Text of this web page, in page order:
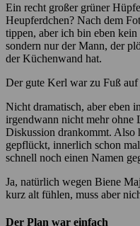
Ein recht großer grüner
Heupferdchen? Nach dem
tippen, aber ich bin eben
sondern nur der Mann, der
der Küchenwand hat.
Der gute Kerl war zu Fuß auf
Nicht dramatisch, aber eben
irgendwann nicht mehr ohne
Diskussion drankommt. Also
gepflückt, innerlich schon
schnell noch einen Namen
Ja, natürlich wegen Biene
kurz alt fühlen, muss aber
Der Plan war einfach